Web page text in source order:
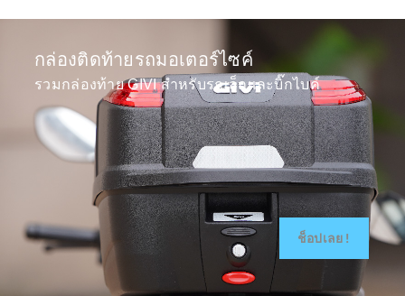
กล่องติดท้ายรถมอเตอร์ไซค์
รวมกล่องท้าย GIVI สำหรับรถเล็กและบิ๊กไบค์
ช็อปเลย!